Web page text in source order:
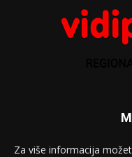
Za više informacija